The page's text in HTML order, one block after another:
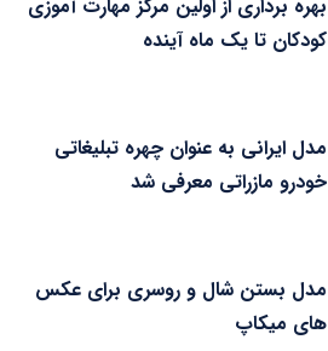
بهره برداری از اولین مرکز مهارت آموزی
کودکان تا یک ماه آینده
مدل ایرانی به عنوان چهره تبلیغاتی
خودرو مازراتی معرفی شد
مدل بستن شال و روسری برای عکس
های میکاپ